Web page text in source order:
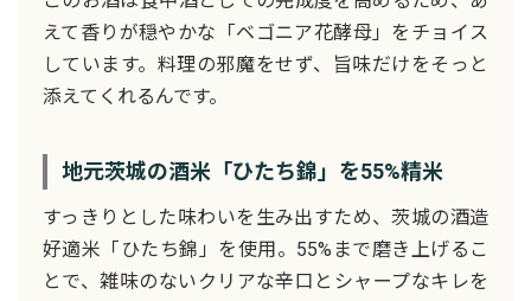
えて香りが穏やかな「ベゴニア花酵母」をチョイス
しています。料理の邪魔をせず、旨味だけをそっと
添えてくれるんです。
地元茨城の酒米「ひたち錦」を55%精米
すっきりとした味わいを生み出すため、茨城の酒造
好適米「ひたち錦」を使用。55%まで磨き上げるこ
とで、雑味のないクリアな辛口とシャープなキレを